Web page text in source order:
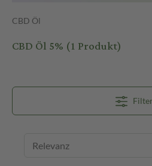
CBD Öl
CBD Öl 5% (1 Produkt)
Filter